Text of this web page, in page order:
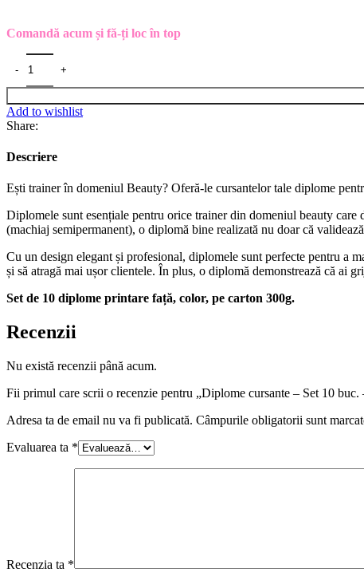
Comandă acum și fă-ți loc în top
Add to wishlist
Share:
Descriere
Ești trainer în domeniul Beauty? Oferă-le cursantelor tale diplome
Diplomele sunt esențiale pentru orice trainer din domeniul beauty care
(machiaj semipermanent), o diplomă bine realizată nu doar că
Cu un design elegant și profesional, diplomele sunt perfecte pentru a
și să atragă mai ușor clientele. În plus, o diplomă demonstrează că ai
Set de 10 diplome printare față, color, pe carton 300g.
Recenzii
Nu există recenzii până acum.
Fii primul care scrii o recenzie pentru „Diplome cursante – Set 10 buc.
Adresa ta de email nu va fi publicată. Câmpurile obligatorii sunt
Evaluarea ta *
Recenzia ta *